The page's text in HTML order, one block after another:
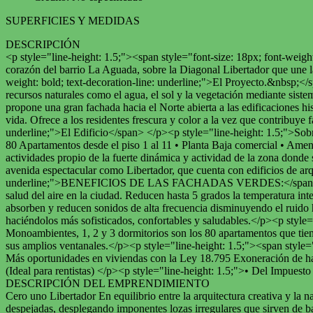
SUPERFICIES Y MEDIDAS
DESCRIPCIÓN
<p style="line-height: 1.5;"><span style="font-size: 18px; font-
corazón del barrio La Aguada, sobre la Diagonal Libertador que
weight: bold; text-decoration-line: underline;">El Proyecto.&nbsp;</
recursos naturales como el agua, el sol y la vegetación mediante
propone una gran fachada hacia el Norte abierta a las edificaciones
vida. Ofrece a los residentes frescura y color a la vez que
underline;">El Edificio</span> </p><p style="line-height:
80 Apartamentos desde el piso 1 al 11 • Planta Baja comercial •
actividades propio de la fuerte dinámica y actividad de la zona
avenida espectacular como Libertador, que cuenta con edificios de
underline;">BENEFICIOS DE LAS FACHADAS VERDES:</span>
salud del aire en la ciudad. Reducen hasta 5 grados la temperatura
absorben y reducen sonidos de alta frecuencia disminuyendo el
haciéndolos más sofisticados, confortables y saludables.</p><p
Monoambientes, 1, 2 y 3 dormitorios son los 80 apartamentos que
sus amplios ventanales.</p><p style="line-height: 1.5;"><span
Más oportunidades en viviendas con la Ley 18.795 Exoneración
(Ideal para rentistas) </p><p style="line-height: 1.5;">• Del
DESCRIPCIÓN DEL EMPRENDIMIENTO
Cero uno Libertador En equilibrio entre la arquitectura creativa y la
despejadas, desplegando imponentes lozas irregulares que sirven